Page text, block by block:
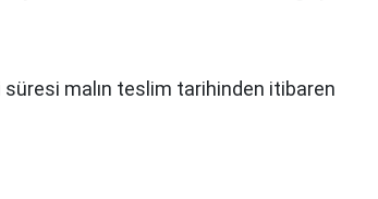
süresi malın teslim tarihinden itibaren